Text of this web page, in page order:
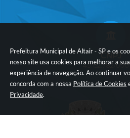
Prefeitura Municipal de Altair - SP e os
nosso site usa cookies para melhorar a sua
experiência de navegação. Ao continuar
concorda com a nossa Política de Cookies
Privacidade.
CNPJ
45.152.782/0001-